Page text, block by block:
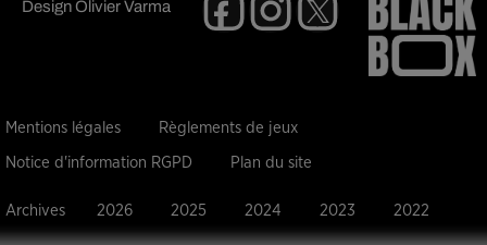
DesignOlivier Varma
Mentions légales Règlements de jeux
Notice d'information RGPD Plan du site
Archives 2026 2025 2024 2023 2022